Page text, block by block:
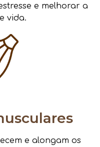
e melhorar a
vida.
e alongam os